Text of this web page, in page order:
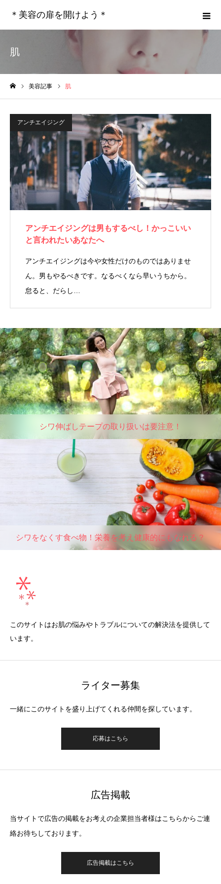
＊美容の扉を開けよう＊
肌
美容記事 肌
アンチエイジング
アンチエイジングは男もするべし！かっこいい
と言われたいあなたへ
アンチエイジングは今や女性だけのものではありませ
ん。男もやるべきです。なるべくなら早いうちから。
怠ると、だらし…
シワ伸ばしテープの取り扱いは要注意！
シワをなくす食べ物！栄養を考え健康的にもなれる？
このサイトはお肌の悩みやトラブルについての解決法を提供して
います。
ライター募集
一緒にこのサイトを盛り上げてくれる仲間を探しています。
応募はこちら
広告掲載
当サイトで広告の掲載をお考えの企業担当者様はこちらからご連
絡お待ちしております。
広告掲載はこちら